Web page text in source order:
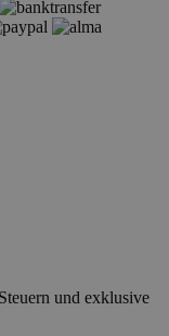
und exklusive